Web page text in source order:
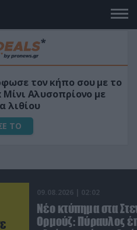
«Μαγική» φόρμουλα
για αύξηση της
09.08.2026 | 02:02
Νέο κτύπημα στα
Ορμούζ: Πύραυλος